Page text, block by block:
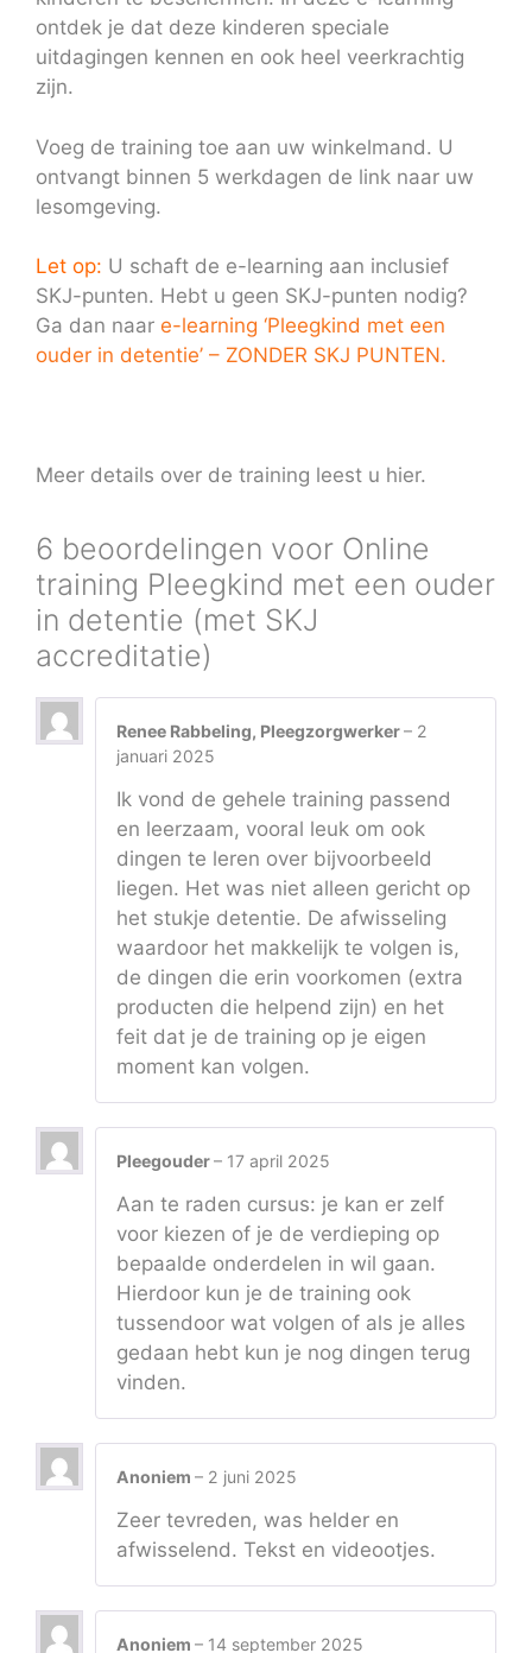
ontdek je dat deze kinderen speciale
uitdagingen kennen en ook heel veerkrachtig
zijn.
Voeg de training toe aan uw winkelmand. U
ontvangt binnen 5 werkdagen de link naar uw
lesomgeving.
Let op: U schaft de e-learning aan inclusief
SKJ-punten. Hebt u geen SKJ-punten nodig?
Ga dan naar e-learning ‘Pleegkind met een
ouder in detentie’ – ZONDER SKJ PUNTEN.
Meer details over de training leest u hier.
6 beoordelingen voor Online
training Pleegkind met een ouder
in detentie (met SKJ
accreditatie)
Renee Rabbeling, Pleegzorgwerker– 2
januari 2025
Ik vond de gehele training passend
en leerzaam, vooral leuk om ook
dingen te leren over bijvoorbeeld
liegen. Het was niet alleen gericht op
het stukje detentie. De afwisseling
waardoor het makkelijk te volgen is,
de dingen die erin voorkomen (extra
producten die helpend zijn) en het
feit dat je de training op je eigen
moment kan volgen.
Pleegouder– 17 april 2025
Aan te raden cursus: je kan er zelf
voor kiezen of je de verdieping op
bepaalde onderdelen in wil gaan.
Hierdoor kun je de training ook
tussendoor wat volgen of als je alles
gedaan hebt kun je nog dingen terug
vinden.
Anoniem – 2 juni 2025
Zeer tevreden, was helder en
afwisselend. Tekst en videootjes.
Anoniem – 14 september 2025